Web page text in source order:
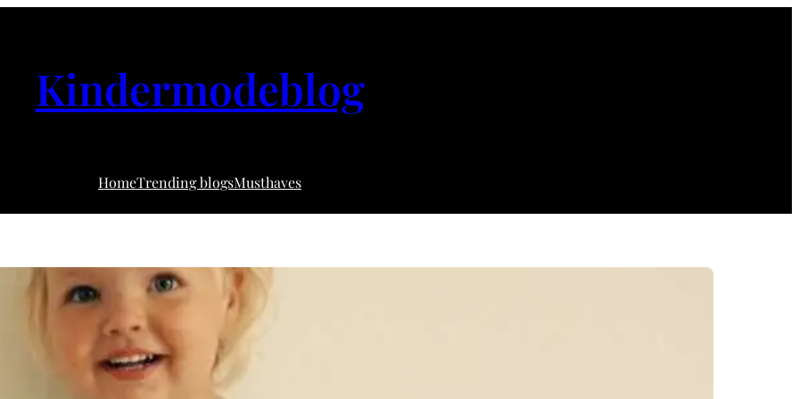
Kindermodeblog
HomeTrending blogsMusthaves